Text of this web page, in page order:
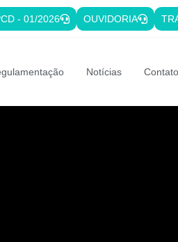
- 01/2026 OUVIDORIA
Notícias Contato